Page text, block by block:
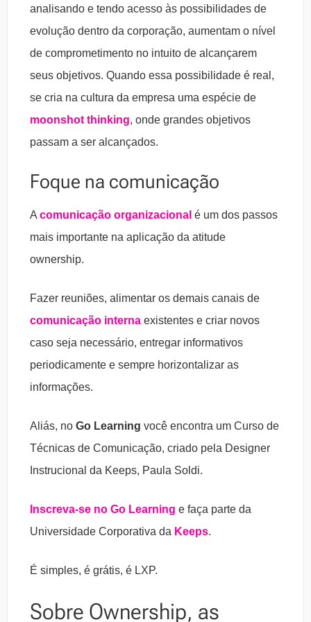
analisando e tendo acesso às possibilidades de
evolução dentro da corporação, aumentam o nível
de comprometimento no intuito de alcançarem
seus objetivos. Quando essa possibilidade é real,
se cria na cultura da empresa uma espécie de
moonshot thinking, onde grandes objetivos
passam a ser alcançados.
Foque na comunicação
A comunicação organizacional é um dos passos
mais importante na aplicação da atitude
ownership.
Fazer reuniões, alimentar os demais canais de
comunicação interna existentes e criar novos
caso seja necessário, entregar informativos
periodicamente e sempre horizontalizar as
informações.
Aliás, no Go Learning você encontra um Curso de
Técnicas de Comunicação, criado pela Designer
Instrucional da Keeps, Paula Soldi.
Inscreva-se no Go Learning e faça parte da
Universidade Corporativa da Keeps.
É simples, é grátis, é LXP.
Sobre Ownership, as